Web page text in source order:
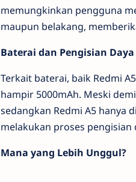
memungkinkan pengguna
maupun belakang,
Baterai dan Pengisian Daya
Terkait baterai, baik Redmi
hampir 5000mAh. Meski
sedangkan Redmi A5 hanya
melakukan proses pengisian
Mana yang Lebih Unggul?